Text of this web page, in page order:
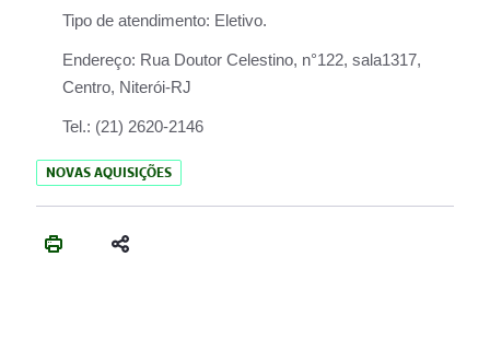
Tipo de atendimento: Eletivo.
Endereço: Rua Doutor Celestino, n°122, sala1317,
Centro, Niterói-RJ
Tel.: (21) 2620-2146
NOVAS AQUISIÇÕES